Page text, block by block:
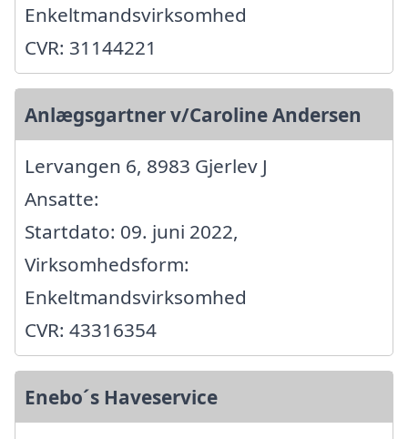
Enkeltmandsvirksomhed
CVR: 31144221
Anlægsgartner v/Caroline Andersen
Lervangen 6, 8983 Gjerlev J
Ansatte:
Startdato: 09. juni 2022,
Virksomhedsform:
Enkeltmandsvirksomhed
CVR: 43316354
Enebo´s Haveservice